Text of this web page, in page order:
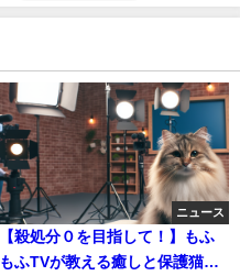
ニュース
【殺処分０を目指して！】もふ
もふTVが教える癒しと保護猫活